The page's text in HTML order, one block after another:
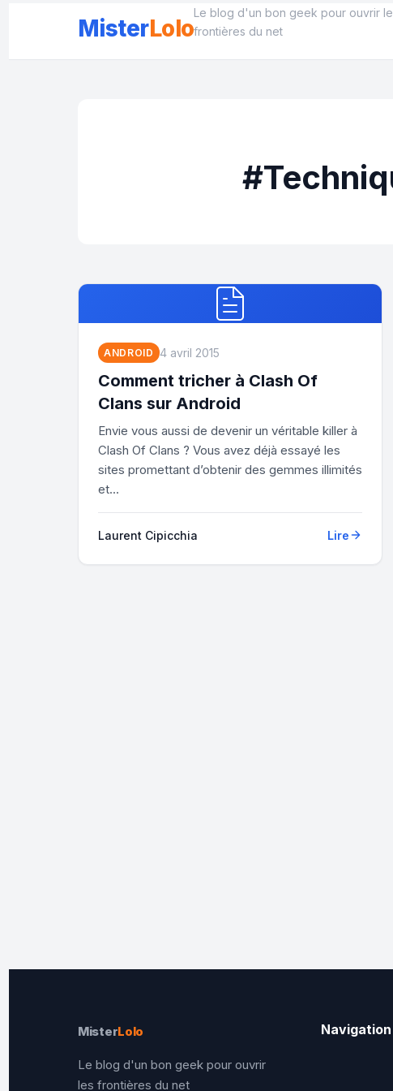
MisterLolo
Le blog d'un bon geek pour ouvrir
frontières du net
ANDROID 4 avril 2015
Comment tricher à Clash Of
Clans sur Android
Envie vous aussi de devenir un véritable killer à
Clash Of Clans ? Vous avez déjà essayé les
sites promettant d’obtenir des gemmes illimités
et...
Laurent Cipicchia Lire
MisterLolo
Le blog d'un bon geek pour ouvrir
les frontières du net
Navigation